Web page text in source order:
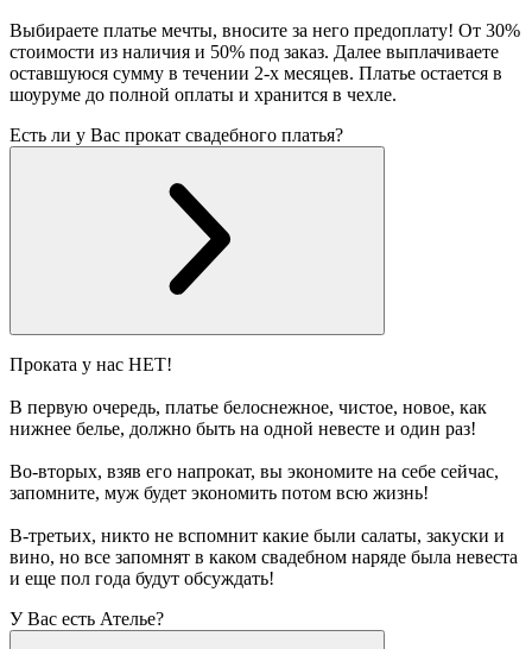
Выбираете платье мечты, вносите за него предоплату! От 30%
стоимости из наличия и 50% под заказ. Далее выплачиваете
оставшуюся сумму в течении 2-х месяцев. Платье остается в
шоуруме до полной оплаты и хранится в чехле.
Есть ли у Вас прокат свадебного платья?
Проката у нас НЕТ!
В первую очередь, платье белоснежное, чистое, новое, как
нижнее белье, должно быть на одной невесте и один раз!
Во-вторых, взяв его напрокат, вы экономите на себе сейчас,
запомните, муж будет экономить потом всю жизнь!
В-третьих, никто не вспомнит какие были салаты, закуски и
вино, но все запомнят в каком свадебном наряде была невеста
и еще пол года будут обсуждать!
У Вас есть Ателье?